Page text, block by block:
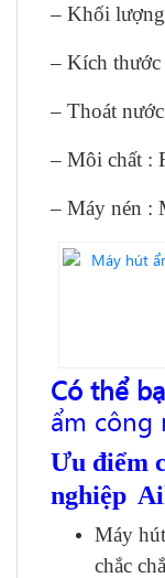
– Khối
– Kích
– Thoát
– Môi chất :
– Máy nén :
Máy
Có thể
ẩm công
Ưu điểm
nghiệp
Máy
chắc